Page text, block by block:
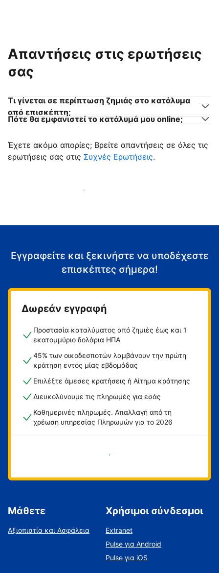
Απαντήσεις στις ερωτήσεις
σας
Τι γίνεται σε περίπτωση ζημιάς στο κατάλυμα
από επισκέπτη;
Πότε θα εμφανιστεί το κατάλυμά μου online;
Έχετε ακόμα απορίες; Βρείτε απαντήσεις σε όλες τις
ερωτήσεις σας στις Συχνές Ερωτήσεις.
Αρχίστε να υποδέχεστε επισκέπτες
Εγγραφείτε και ξεκινήστε να υποδέχεστε
επισκέπτες σήμερα!
Δωρεάν εγγραφή
Προστασία καταλύματος από ζημιές έως και 1
εκατομμύριο δολάρια ΗΠΑ
45% των οικοδεσποτών λαμβάνουν την πρώτη
κράτηση εντός μίας εβδομάδας
Επιλέξτε άμεσες κρατήσεις ή Αίτημα κράτησης
Διευκολύνουμε τις πληρωμές για εσάς
Καθημερινές πληρωμές. Απαλλαγή από τη
χρέωση υπηρεσίας Πληρωμών για το 2026
Ξεκινήστε τώρα
Μάθετε
Αξιοπιστία και Ασφάλεια
Χρήσιμοι σύνδεσμοι
Extranet
Pulse για Android
Pulse για iOS